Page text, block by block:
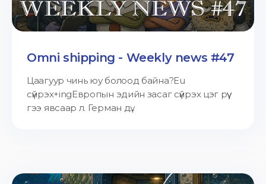
Omni shipping - Weekly news #47
Цаагуур чинь юу болоод байна?Eu
сүйрэх+ingЕвропын эдийн засаг сүйрэх цэг рүү
гээ явсаар л. Герман дү...